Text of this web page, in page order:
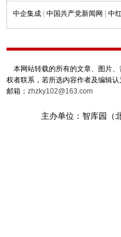
中企集成 中国共产党新闻网 中
本网站转载的所有的文章、图片、
权者联系，若所选内容作者及编辑
邮箱： zhzky102@163.com
主办单位：智库园（